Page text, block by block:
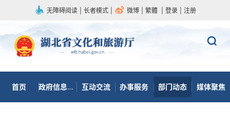
无障碍阅读 长者模式 微博 繁體 登录 注册
首页 政府信息公开 互动交流 办事服务 部门动态 媒体聚焦